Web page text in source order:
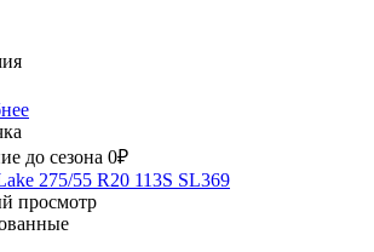
до сезона 0₽
просмотр